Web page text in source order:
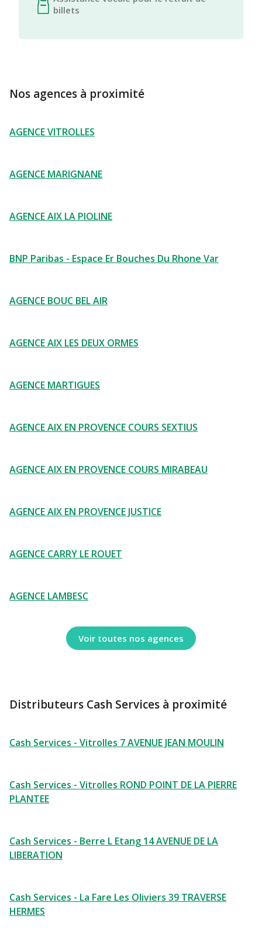
billets
Nos agences à proximité
AGENCE VITROLLES
AGENCE MARIGNANE
AGENCE AIX LA PIOLINE
BNP Paribas - Espace Er Bouches Du Rhone Var
AGENCE BOUC BEL AIR
AGENCE AIX LES DEUX ORMES
AGENCE MARTIGUES
AGENCE AIX EN PROVENCE COURS SEXTIUS
AGENCE AIX EN PROVENCE COURS MIRABEAU
AGENCE AIX EN PROVENCE JUSTICE
AGENCE CARRY LE ROUET
AGENCE LAMBESC
Voir toutes nos agences
Distributeurs Cash Services à proximité
Cash Services - Vitrolles 7 AVENUE JEAN MOULIN
Cash Services - Vitrolles ROND POINT DE LA PIERRE
PLANTEE
Cash Services - Berre L Etang 14 AVENUE DE LA
LIBERATION
Cash Services - La Fare Les Oliviers 39 TRAVERSE
HERMES